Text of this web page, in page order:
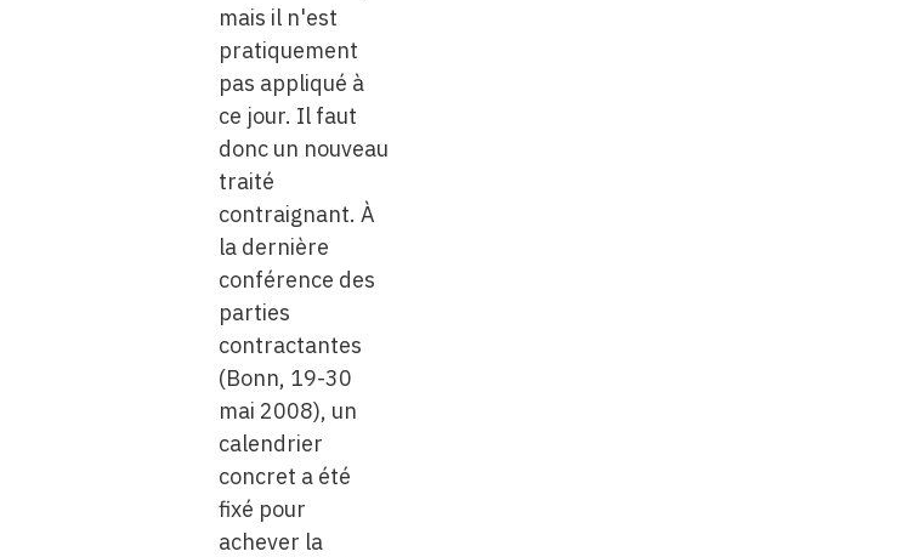
mais il n'est
pratiquement
pas appliqué à
ce jour. Il faut
donc un nouveau
traité
contraignant. À
la dernière
conférence des
parties
contractantes
(Bonn, 19-30
mai 2008), un
calendrier
concret a été
fixé pour
achever la